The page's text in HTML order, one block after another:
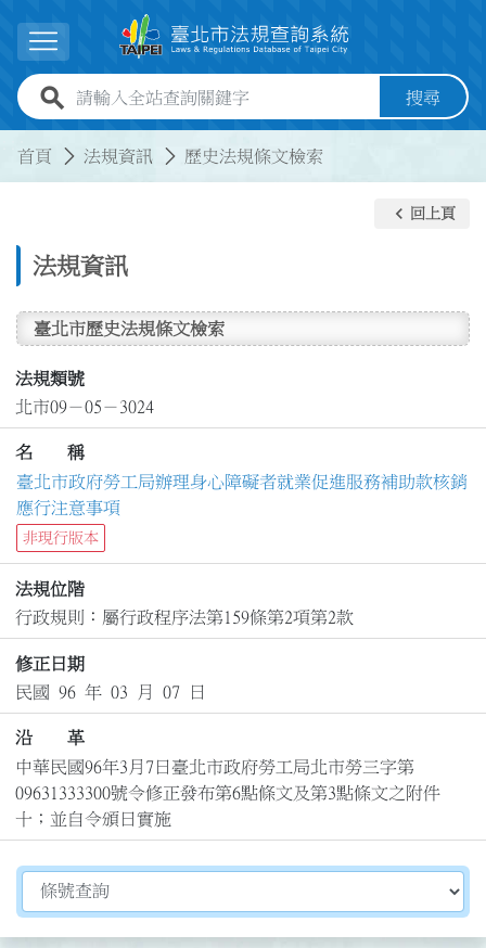
展開選單
全站查詢關鍵字欄位 搜尋
首頁 法規資訊 歷史法規條文檢索
法規資訊
keyboard_arrow_left 回上頁
臺北市歷史法規條文檢索
法規類號
北市09－05－3024
名 稱
臺北市政府勞工局辦理身心障礙者就業促進服務補助款核銷
應行注意事項
非現行版本
法規位階
行政規則：屬行政程序法第159條第2項第2款
修正日期
民國 96 年 03 月 07 日
沿 革
中華民國96年3月7日臺北市政府勞工局北市勞三字第
09631333300號令修正發布第6點條文及第3點條文之附件
十；並自令頒日實施
切換選擇法規資訊內容